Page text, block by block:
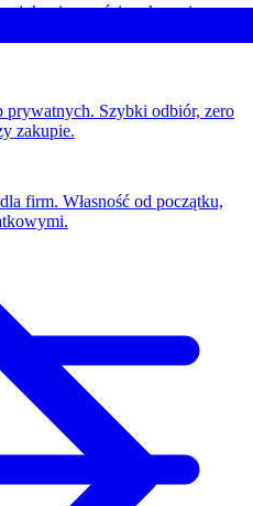
konieczności wykupu i
cenie raty.
prywatnych. Szybki odbiór, zero
zakupie.
firm. Własność od początku,